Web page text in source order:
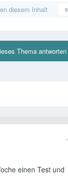
diesem Inhalt 0
Thema antworten
einen Test und